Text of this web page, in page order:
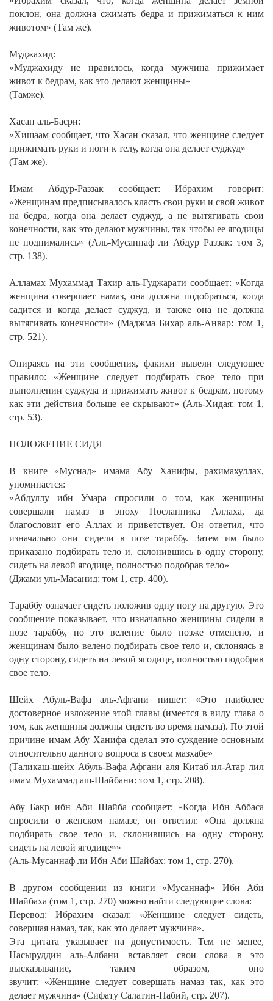
поклон, она должна сжимать бедра и прижиматься к ним
животом» (Там же).
Муджахид:
«Муджахиду не нравилось, когда мужчина прижимает
живот к бедрам, как это делают женщины»
(Тамже).
Хасан аль-Басри:
«Хишаам сообщает, что Хасан сказал, что женщине следует
прижимать руки и ноги к телу, когда она делает суджуд»
(Там же).
Имам Абдур-Раззак сообщает:Ибрахим говорит:
«Женщинам предписывалось класть свои руки и свой живот
на бедра, когда она делает суджуд, а не вытягивать свои
конечности, как это делают мужчины, так чтобы ее ягодицы
не поднимались» (Аль-Мусаннаф ли Абдур Раззак: том 3,
стр. 138).
Алламах Мухаммад Тахир аль-Гуджарати сообщает: «Когда
женщина совершает намаз, она должна подобраться, когда
садится и когда делает суджуд, и также она не должна
вытягивать конечности» (Маджма Бихар аль-Анвар: том 1,
стр. 521).
Опираясь на эти сообщения, факихи вывели следующее
правило: «Женщине следует подбирать свое тело при
выполнении суджуда и прижимать живот к бедрам, потому
как эти действия больше ее скрывают» (Аль-Хидая: том 1,
стр. 53).
ПОЛОЖЕНИЕ СИДЯ
В книге «Муснад» имама Абу Ханифы, рахимахуллах,
упоминается:
«Абдуллу ибн Умара спросили о том, как женщины
совершали намаз в эпоху Посланника Аллаха, да
благословит его Аллах и приветствует. Он ответил, что
изначально они сидели в позе тараббу. Затем им было
приказано подбирать тело и, склонившись в одну сторону,
сидеть на левой ягодице, полностью подобрав тело»
(Джами уль-Масанид: том 1, стр. 400).
Тараббу означает сидеть положив одну ногу на другую. Это
сообщение показывает, что изначально женщины сидели в
позе тараббу, но это веление было позже отменено, и
женщинам было велено подбирать свое тело и, склоняясь в
одну сторону, сидеть на левой ягодице, полностью подобрав
свое тело.
Шейх Абуль-Вафа аль-Афгани пишет: «Это наиболее
достоверное изложение этой главы (имеется в виду глава о
том, как женщины должны сидеть во время намаза). По этой
причине имам Абу Ханифа сделал это суждение основным
относительно данного вопроса в своем мазхабе»
(Таликаш-шейх Абуль-Вафа Афгани аля Китаб ил-Атар лил
имам Мухаммад аш-Шайбани: том 1, стр. 208).
Абу Бакр ибн Аби Шайба сообщает: «Когда Ибн Аббаса
спросили о женском намазе, он ответил: «Она должна
подбирать свое тело и, склонившись на одну сторону,
сидеть на левой ягодице»»
(Аль-Мусаннаф ли Ибн Аби Шайбах: том 1, стр. 270).
В другом сообщении из книги «Мусаннаф» Ибн Аби
Шайбаха (том 1, стр. 270) можно найти следующие слова:
Перевод: Ибрахим сказал: «Женщине следует сидеть,
совершая намаз, так, как это делает мужчина».
Эта цитата указывает на допустимость. Тем не менее,
Насыруддин аль-Албани вставляет свои слова в это
высказывание, таким образом, оно
звучит: «Женщине следует совершать намаз так, как это
делает мужчина» (Сифату Салатин-Набий, стр. 207).